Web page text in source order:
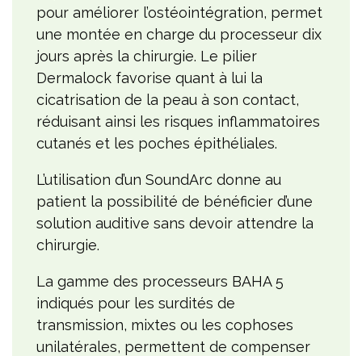
pour améliorer l’ostéointégration, permet
une montée en charge du processeur dix
jours après la chirurgie. Le pilier
Dermalock favorise quant à lui la
cicatrisation de la peau à son contact,
réduisant ainsi les risques inflammatoires
cutanés et les poches épithéliales.
L’utilisation d’un SoundArc donne au
patient la possibilité de bénéficier d’une
solution auditive sans devoir attendre la
chirurgie.
La gamme des processeurs BAHA 5
indiqués pour les surdités de
transmission, mixtes ou les cophoses
unilatérales, permettent de compenser